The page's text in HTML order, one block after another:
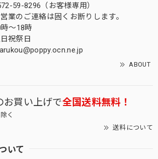
59-8296（お客様専用）
業のご連絡は固くお断りします。
時～18時
祝祭日
ABOUT
お買い上げで全国送料無料！
く
送料について
いて